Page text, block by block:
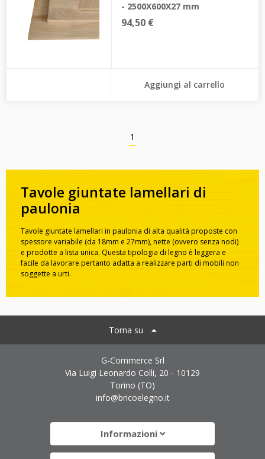
- 2500X600X27 mm
94,50 €
Aggiungi al carrello
1
Tavole giuntate lamellari di
paulonia
Tavole giuntate lamellari in paulonia di alta qualità proposte con
spessore variabile (da 18mm e 27mm), nette (ovvero senza nodi)
e prodotte a lista unica. Questa tipologia di legno è leggera e
facile da lavorare pertanto adatta a realizzare parti di mobili non
soggette a urti.
Torna su
G-Commerce Srl
Via Luigi Leonardo Colli, 20 - 10129
Torino (TO)
info@bricoelegno.it
Informazioni